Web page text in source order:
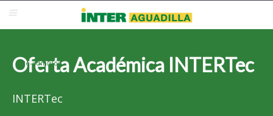
Correo Electrónico
Re-admisión
Oferta Académica INTERTec
INTERTec